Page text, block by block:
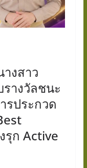
งสาว
างวัลชนะ
รประกวด
รุก Active